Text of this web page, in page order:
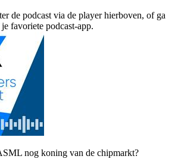
de podcast via de player hierboven, of ga
favoriete podcast-app.
nog koning van de chipmarkt?